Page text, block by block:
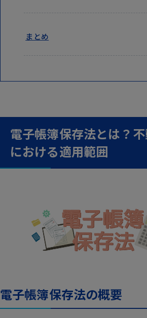
まとめ
電子帳簿保存法とは？
における適用範囲
電子帳簿保存法の概要